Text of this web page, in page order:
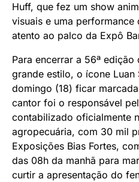
Huff, que fez um show
visuais e uma
atento ao palco da Expô
Para encerrar a 56ª edição
grande estilo, o ícone Luan
domingo (18) ficar
cantor foi o responsável
contabilizado oficialmente
agropecuária, com 30 mil
Exposições Bias Fortes,
das 08h da manhã para
curtir a apresentação do